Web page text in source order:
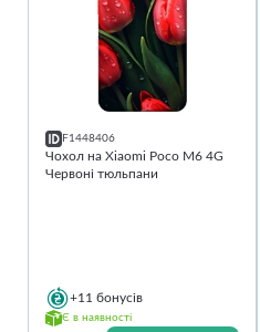
F1448406
Чохол на Xiaomi Poco M6 4G
Червоні тюльпани
+11 бонусів
Є в наявності